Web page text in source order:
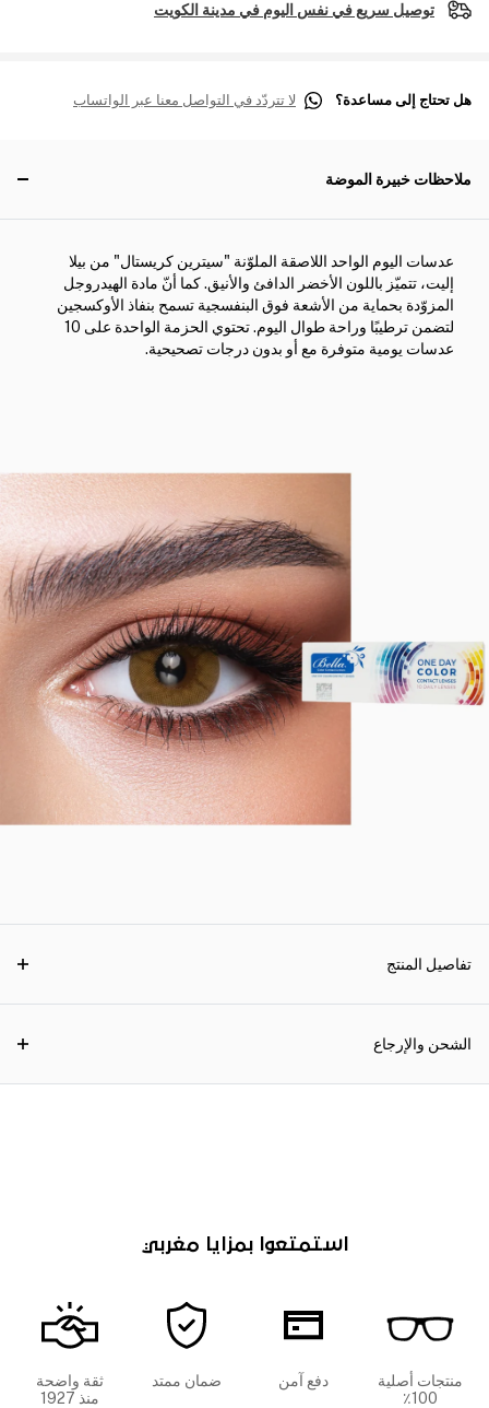
توصيل سريع في نفس اليوم في مدينة الكويت
هل تحتاج إلى مساعدة؟ لا تتردّد في التواصل معنا عبر الواتساب
ملاحظات خبيرة الموضة
عدسات اليوم الواحد اللاصقة الملوّنة "سيترين كريستال" من بيلا
إليت، تتميّز باللون الأخضر الدافئ والأنيق. كما أنّ مادة الهيدروجل
المزوّدة بحماية من الأشعة فوق البنفسجية تسمح بنفاذ الأوكسجين
لتضمن ترطيبًا وراحة طوال اليوم. تحتوي الحزمة الواحدة على 10
عدسات يومية متوفرة مع أو بدون درجات تصحيحية.
تفاصيل المنتج
الشحن والإرجاع
استمتعوا بمزايا مغربي
منتجات أصلية
100٪
دفع آمن ضمان ممتد
ثقة واضحة
منذ 1927